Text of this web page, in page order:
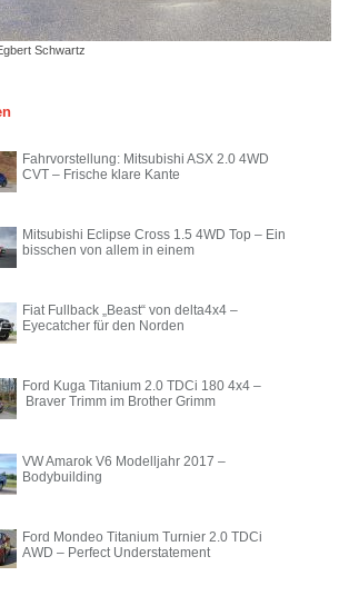
Schwartz
Fahrvorstellung: Mitsubishi ASX 2.0 4WD
CVT – Frische klare Kante
Mitsubishi Eclipse Cross 1.5 4WD Top – Ein
bisschen von allem in einem
Fiat Fullback „Beast“ von delta4x4 –
Eyecatcher für den Norden
Ford Kuga Titanium 2.0 TDCi 180 4x4 –
Braver Trimm im Brother Grimm
VW Amarok V6 Modelljahr 2017 –
Bodybuilding
Ford Mondeo Titanium Turnier 2.0 TDCi
AWD – Perfect Understatement